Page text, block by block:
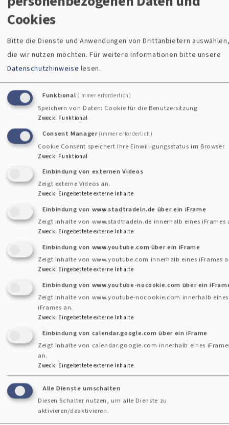
Kinder-Abenteuer-Nacht
spannende Nacht voller Abenteuer und Geschichten. Neben
kreativem Arbeiten erwartet dich unter anderem eine
Du hast Lust dabei zu sein? Dann melde dich rechtzeitig an!
Die Kinder-Abenteuer-Nacht findet im Oktober statt.
Kinder-Bibel-Tag
Der Kinder-Bibel-Tag, eine Kooperation mit der
katholischen Jugend Gauting, findet jedes Jahr am Buß- und
Bettag statt. Er wird begleitet von einer biblischen
Cookies
Bitte die Dienste und Anwendungen von Drittanbietern
die wir nutzen möchten.Für weitere Informationen bitte unsere
Datenschutzhinweise lesen.
Funktional (immer erforderlich)
Speichern von Daten: Cookie für die Benutzersitzung
Zweck: Funktional
Consent Manager (immer erforderlich)
Cookie Consent speichert Ihre Einwilligungsstatus im Browser
Zweck: Funktional
Einbindung von externen Videos
Zeigt externe Videos an.
Zweck: Eingebettete externe Inhalte
Einbindung von www.stadtradeln.de über ein iFrame
Zeigt Inhalte von www.stadtradeln.de innerhalb eines iFrames
Zweck: Eingebettete externe Inhalte
Einbindung von www.youtube.com über ein iFrame
Zeigt Inhalte von www.youtube.com innerhalb eines iFrames
Zweck: Eingebettete externe Inhalte
Einbindung von www.youtube-nocookie.com über ein
Zeigt Inhalte von www.youtube-nocookie.com innerhalb eines
iFrames an.
Zweck: Eingebettete externe Inhalte
Einbindung von calendar.google.com über ein iFrame
Zeigt Inhalte von calendar.google.com innerhalb eines
an.
Zweck: Eingebettete externe Inhalte
Alle Dienste umschalten
Diesen Schalter nutzen, um alle Dienste zu
aktivieren/deaktivieren.